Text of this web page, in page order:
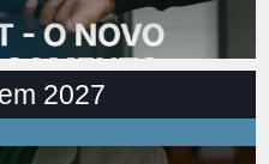
2027